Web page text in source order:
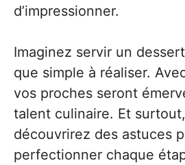
d’impressionner.
Imaginez servir un
que simple à réaliser.
vos proches seront
talent culinaire. Et
découvrirez des astuces
perfectionner chaque